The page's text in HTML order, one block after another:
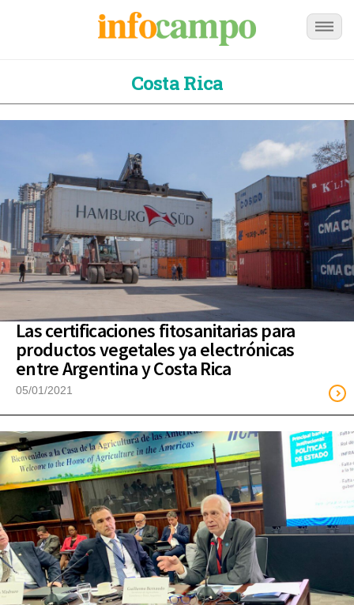
Costa Rica
Las certificaciones fitosanitarias para
productos vegetales ya electrónicas
entre Argentina y Costa Rica
05/01/2021